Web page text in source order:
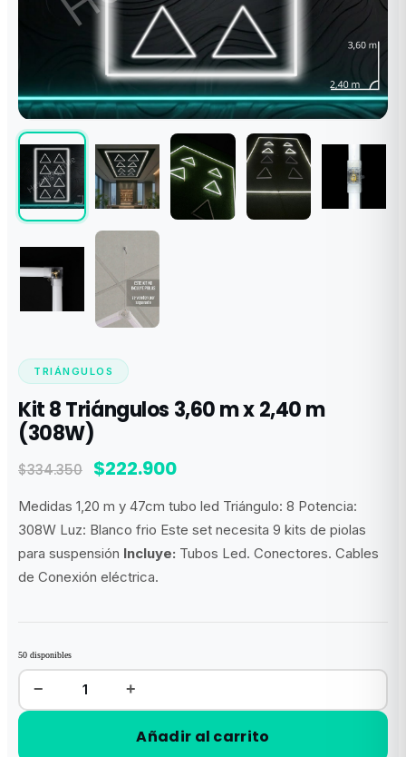
TRIÁNGULOS
Kit 8 Triángulos 3,60 m x 2,40 m
(308W)
$334.350
El
original
era:
$334.350.
$222.900El
actual
es:
$222.900.
Medidas 1,20 m y 47cm tubo led Triángulo: 8 Potencia:
308W Luz: Blanco frio Este set necesita 9 kits de piolas
para suspensión Incluye: Tubos Led. Conectores. Cables
de Conexión eléctrica.
50 disponibles
8
Triángulos
3,60
2,40
− +
Añadir al carrito